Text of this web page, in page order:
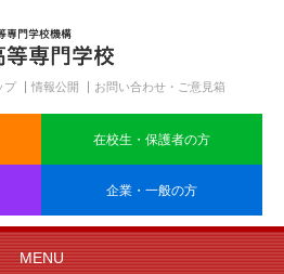
プ 情報公開
お問い合わせ・ご意見箱
在校生・保護者の方
企業・一般の方
MENU